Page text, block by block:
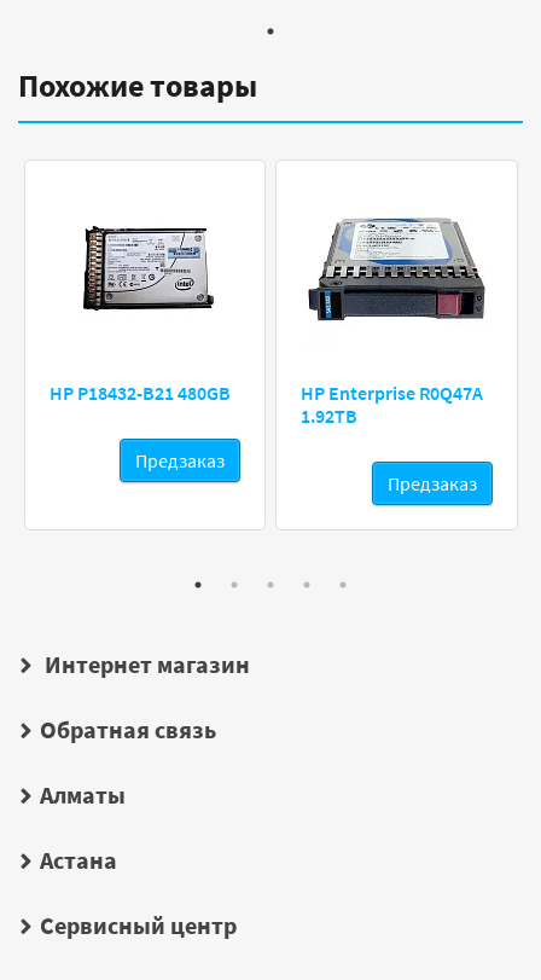
Похожие товары
HP P18432-B21 480GB
Предзаказ
HP Enterprise R0Q47A
1.92TB
Предзаказ
Интернет магазин
Обратная связь
Алматы
Астана
Сервисный центр